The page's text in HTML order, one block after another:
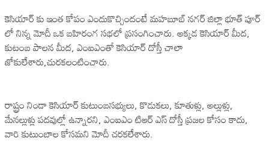
కెసియార్ కు ఇంత కోపం ఎందుకొచ్చిందంటే మహబూబ్ నగర్ జిల్లా భూత్ పూర్
లో నిన్న మోదీ ఒక బహిరంగ సభలో ప్రసంగించారు. అక్కడ కెసియార్ మీద,
కుటంబ పాలన మీద, ఎంఐఎంతో కెసియార్ దోస్తీ చాలా
జోకులేశారు,చురకలంటించారు.
రాష్ట్రం నిండా కెసియార్ కుటుంబసభ్యులు, కొడుకలు, కూతుళ్లు, అల్లుళ్లు,
మేనల్లుళ్లు పదవుల్లో ఉన్నారని, ఎంఐఎం టిఆర్ ఎస్ దోస్తీ ప్రజల కోసం కాదు,
వారి కుటుంబాల కోసమని మోదీ చరకలేశారు.